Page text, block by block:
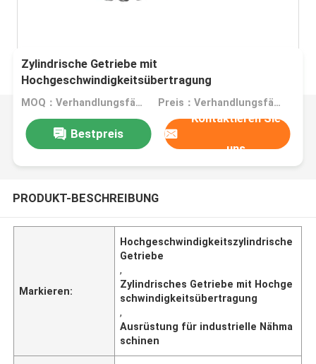
Zylindrische Getriebe mit
Hochgeschwindigkeitsübertragung
MOQ：Verhandlungsfähig Preis：Verhandlungsfähig
Bestpreis
Kontaktieren Sie
uns
PRODUKT-BESCHREIBUNG
Markieren:
Hochgeschwindigkeitszylindrische
Getriebe
,
Zylindrisches Getriebe mit Hochge
schwindigkeitsübertragung
,
Ausrüstung für industrielle Nähma
schinen